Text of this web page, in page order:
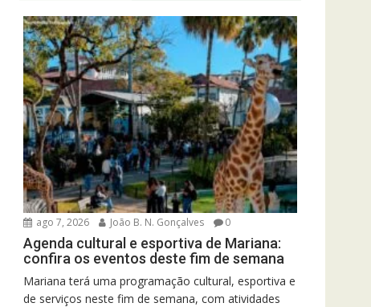
ago 7, 2026 João B. N. Gonçalves 0
Agenda cultural e esportiva de Mariana:
confira os eventos deste fim de semana
Mariana terá uma programação cultural, esportiva e
de serviços neste fim de semana, com atividades